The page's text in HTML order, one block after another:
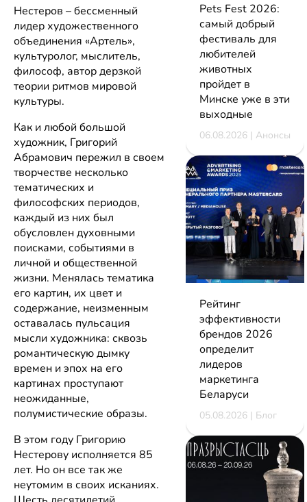
Нестеров – бессменный
лидер художественного
объединения «Артель»,
культуролог, мыслитель,
философ, автор дерзкой
теории ритмов мировой
культуры.
Как и любой большой
художник, Григорий
Абрамович пережил в своем
творчестве несколько
тематических и
философских периодов,
каждый из них был
обусловлен духовными
поисками, событиями в
личной и общественной
жизни. Менялась тематика
его картин, их цвет и
содержание, неизменным
оставалась пульсация
мысли художника: сквозь
романтическую дымку
времен и эпох на его
картинах проступают
неожиданные,
полумистические образы.
В этом году Григорию
Нестерову исполняется 85
лет. Но он все так же
неутомим в своих исканиях.
Pets Fest 2026:
самый добрый
фестиваль для
любителей
животных
пройдет в
Минске уже в эти
выходные
06.08.2026 | Анонсы
Рейтинг
эффективности
брендов 2026
определит
лидеров
маркетинга
Беларуси
05.08.2026 | Блог